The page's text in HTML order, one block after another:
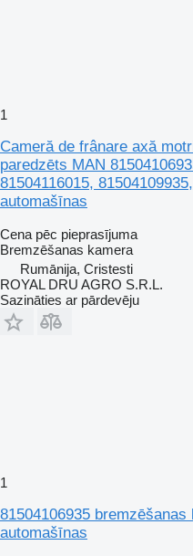
1
Cameră de frânare axă
paredzēts MAN
81504116015,
automašīnas
Cena pēc pieprasījuma
Bremzēšanas kamera
Rumānija, Cristesti
ROYAL DRU AGRO S.R.L.
Sazināties ar pārdevēju
1
81504106935
automašīnas